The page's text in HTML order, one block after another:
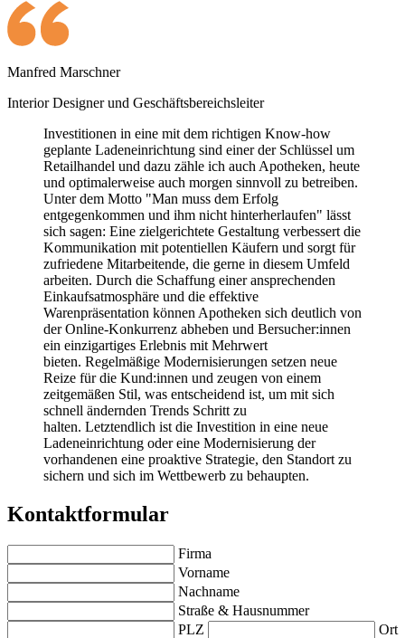
Manfred Marschner
Interior Designer und Geschäftsbereichsleiter
Investitionen in eine mit dem richtigen Know-how
geplante Ladeneinrichtung sind einer der Schlüssel um
Retailhandel und dazu zähle ich auch Apotheken, heute
und optimalerweise auch morgen sinnvoll zu betreiben.
Unter dem Motto "Man muss dem Erfolg
entgegenkommen und ihm nicht hinterherlaufen" lässt
sich sagen: Eine zielgerichtete Gestaltung verbessert die
Kommunikation mit potentiellen Käufern und sorgt für
zufriedene Mitarbeitende, die gerne in diesem Umfeld
arbeiten. Durch die Schaffung einer ansprechenden
Einkaufsatmosphäre und die effektive
Warenpräsentation können Apotheken sich deutlich von
der Online-Konkurrenz abheben und Bersucher:innen
ein einzigartiges Erlebnis mit Mehrwert
bieten. Regelmäßige Modernisierungen setzen neue
Reize für die Kund:innen und zeugen von einem
zeitgemäßen Stil, was entscheidend ist, um mit sich
schnell ändernden Trends Schritt zu
halten. Letztendlich ist die Investition in eine neue
Ladeneinrichtung oder eine Modernisierung der
vorhandenen eine proaktive Strategie, den Standort zu
sichern und sich im Wettbewerb zu behaupten.
Kontaktformular
Firma
Vorname
Nachname
Straße & Hausnummer
PLZ
Ort